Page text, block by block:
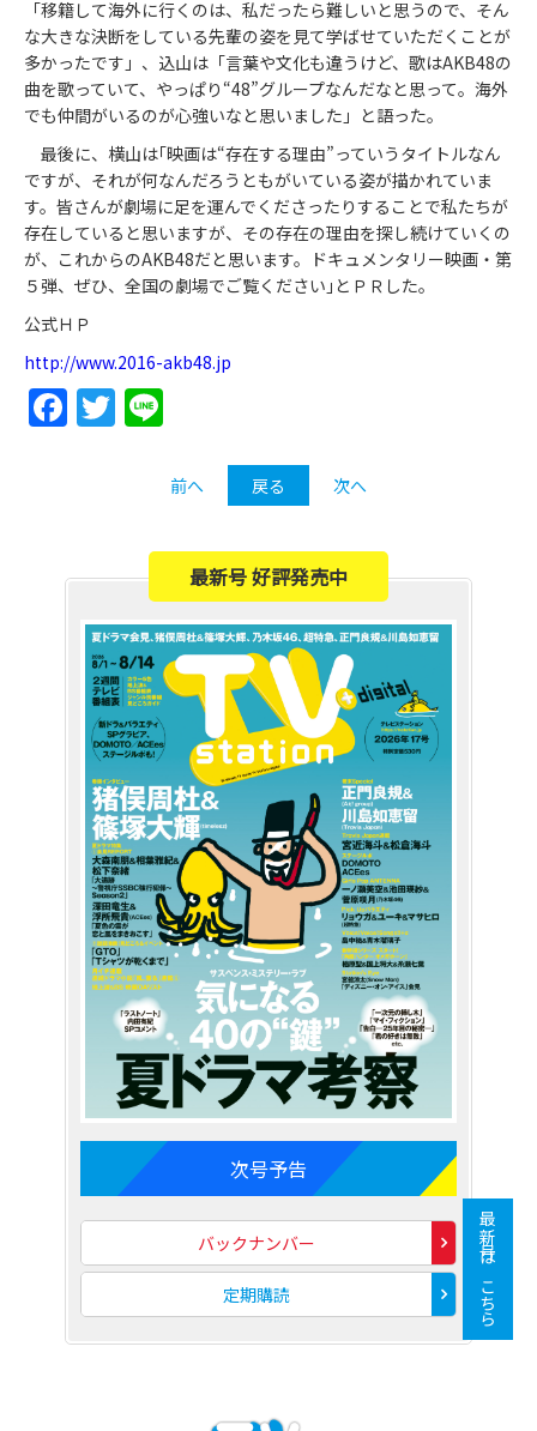
「移籍して海外に行くのは、私だったら難しいと思うので、そん
な大きな決断をしている先輩の姿を見て学ばせていただくことが
多かったです」、込山は「言葉や文化も違うけど、歌はAKB48の
曲を歌っていて、やっぱり“48”グループなんだなと思って。海外
でも仲間がいるのが心強いなと思いました」と語った。
最後に、横山は｢映画は“存在する理由”っていうタイトルなん
ですが、それが何なんだろうともがいている姿が描かれていま
す。皆さんが劇場に足を運んでくださったりすることで私たちが
存在していると思いますが、その存在の理由を探し続けていくの
が、これからのAKB48だと思います。ドキュメンタリー映画・第
５弾、ぜひ、全国の劇場でご覧ください｣とＰＲした。
公式ＨＰ
http://www.2016-akb48.jp
Facebook
Twitter
前へ 戻る 次へ
最新号 好評発売中
次号予告
バックナンバー
定期購読 最新号はこちら